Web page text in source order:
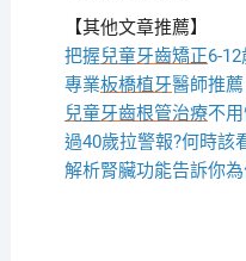
【其他文章推薦】
把握兒童牙齒矯正6-
專業板橋植牙醫師推薦
兒童牙齒根管治療不
過40歲拉警報?何時該
解析腎臟功能告訴你